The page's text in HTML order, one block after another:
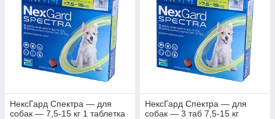
НексГард Спектра — для
собак — 7,5-15 кг 1 таблетка
НексГард Спектра — для
собак — 3 таб 7,5-15 кг